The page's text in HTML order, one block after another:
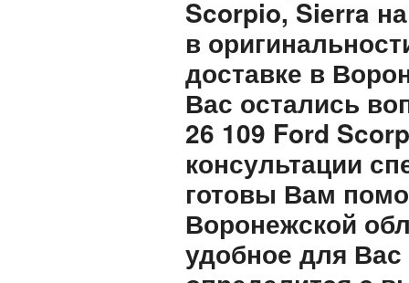
Scorpio, Sierra
в
доставке в
Вас остались
26 109 Ford
консультации
готовы Вам
Воронежской
удобное для